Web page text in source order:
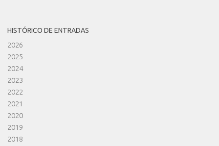
HISTÓRICO DE ENTRADAS
2026
2025
2024
2023
2022
2021
2020
2019
2018